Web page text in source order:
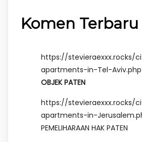
Komen Terbaru
https://stevieraexxx.rocks/
apartments-in-Tel-Aviv.php
OBJEK PATEN
https://stevieraexxx.rocks/
apartments-in-
PEMELIHARAAN HAK PATEN